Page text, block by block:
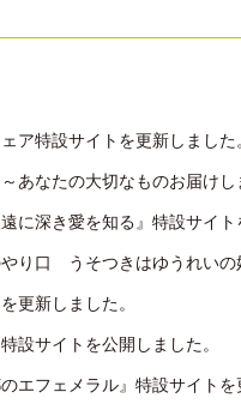
一同に会し、日本一を競う
て、和泉はる先生『生まれ変
わりさんと招き猫』静岡県
て、植原翠先生『おまわり
て、水縞しま先生『じんわり
て、ゆうこ先生『じんわり深
ア特設サイトを更新しました
あなたの大切なものお届けし
に深き愛を知る』特設サイト
り口 うそつきはゆうれいの
更新しました。
設サイトを公開しました。
エフェメラル』特設サイトを